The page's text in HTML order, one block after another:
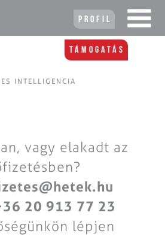
Profil
Támogatás
INTELLIGENCIA
vagy elakadt az
20 913 77 23
lépjen